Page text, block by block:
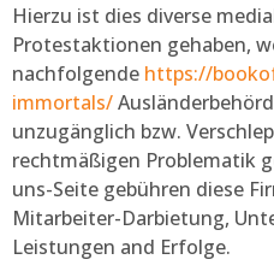
Hierzu ist dies diverse
Protestaktionen gehaben,
nachfolgende https://
immortals/
unzugänglich bzw.
rechtmäßigen Problematik
uns-Seite gebühren diese
Mitarbeiter-Darbietung,
Leistungen and Erfolge.